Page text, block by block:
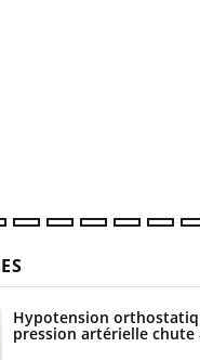
Hypotension
pression artérielle chute